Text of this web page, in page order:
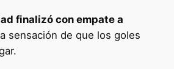
finalizó con empate a
sensación de que los goles